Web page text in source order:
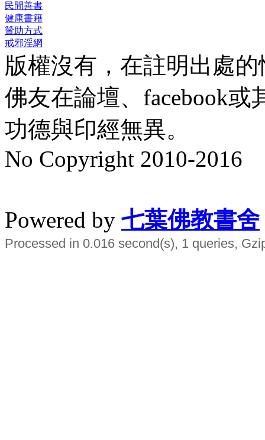
民間善書
健康書籍
贊助方式
戒邪淫網
版權沒有，在註明出處
佛友在論壇、facebook
功德與印經無異。
No Copyright 2010-2016
Powered by 七葉佛教書舍
Processed in 0.016 second(s), 1 queries,